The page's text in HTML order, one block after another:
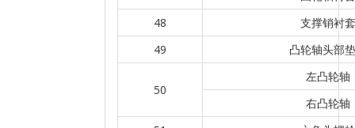
48
支撑销衬套
49
凸轮轴头部
50
左凸轮轴
右凸轮轴